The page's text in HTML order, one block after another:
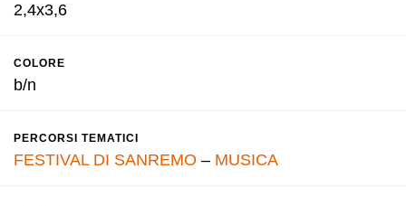
2,4x3,6
COLORE
b/n
PERCORSI TEMATICI
FESTIVAL DI SANREMO – MUSICA